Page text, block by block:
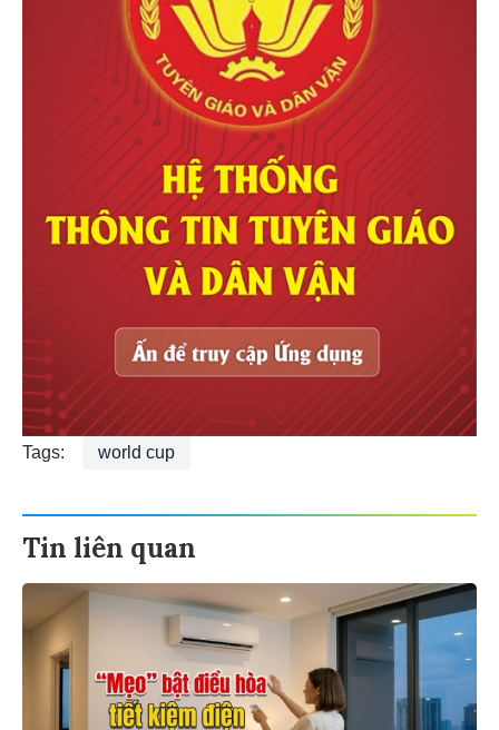
Tags: world cup
Tin liên quan